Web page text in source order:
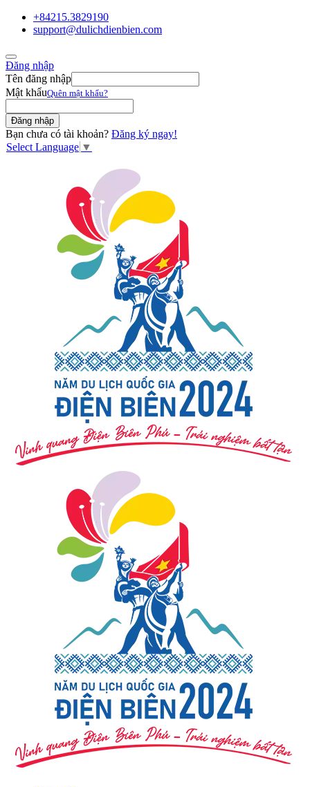
+84215.3829190
support@dulichdienbien.com
Đăng nhập
Tên đăng nhập
Mật khẩuQuên mật khẩu?
Bạn chưa có tài khoản? Đăng ký ngay!
Select Language ▼